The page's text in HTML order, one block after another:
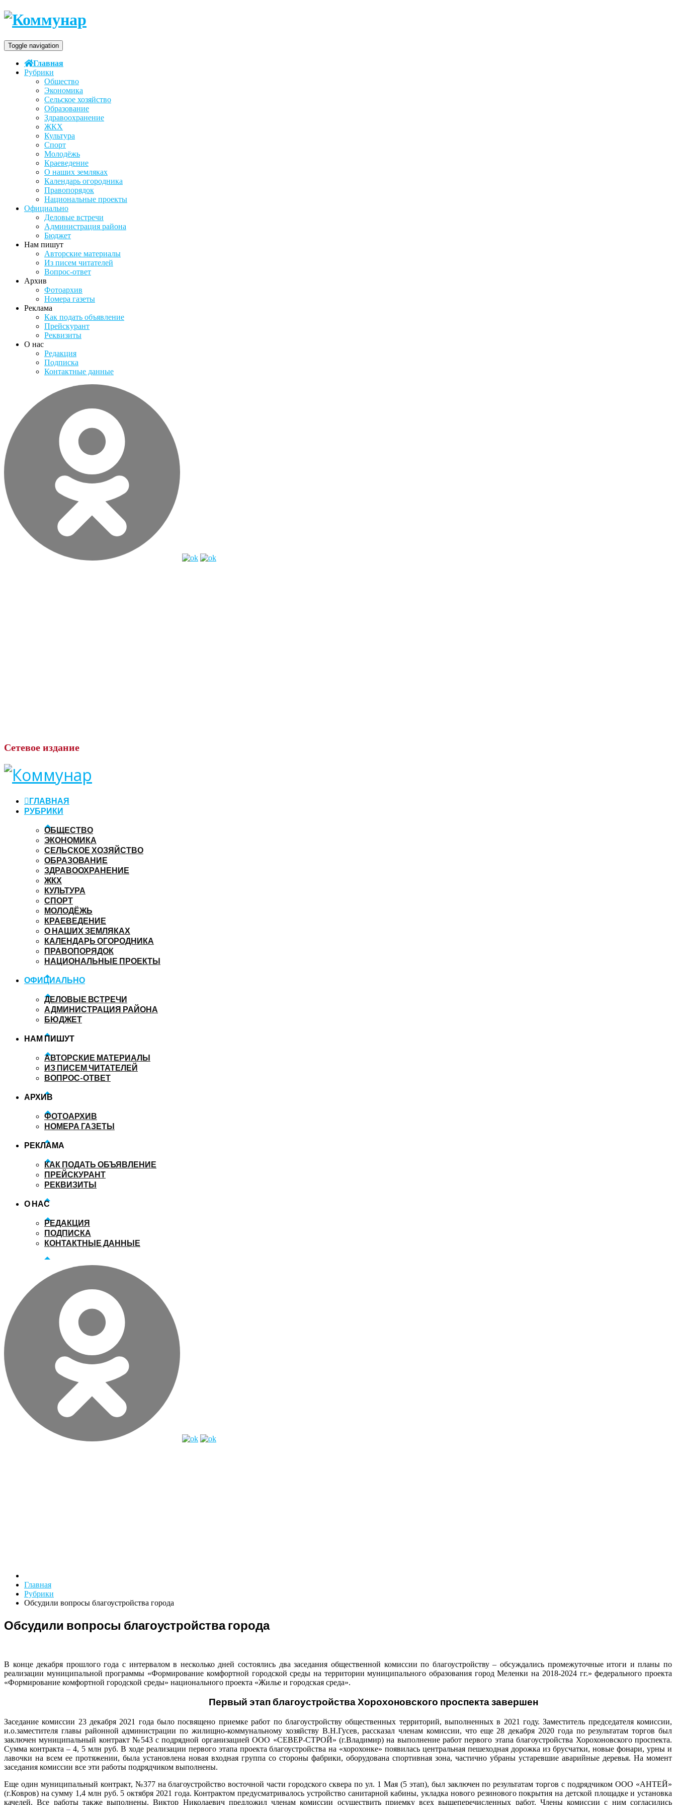
Toggle navigation
Главная
Рубрики
Общество
Экономика
Сельское хозяйство
Образование
Здравоохранение
ЖКХ
Культура
Спорт
Молодёжь
Краеведение
О наших земляках
Календарь огородника
Правопорядок
Национальные проекты
Официально
Деловые встречи
Администрация района
Бюджет
Нам пишут
Авторские материалы
Из писем читателей
Вопрос-ответ
Архив
Фотоархив
Номера газеты
Реклама
Как подать объявление
Прейскурант
Реквизиты
О нас
Редакция
Подписка
Контактные данные
Сетевое издание
ГЛАВНАЯ
РУБРИКИ
ОБЩЕСТВО
ЭКОНОМИКА
СЕЛЬСКОЕ ХОЗЯЙСТВО
ОБРАЗОВАНИЕ
ЗДРАВООХРАНЕНИЕ
ЖКХ
КУЛЬТУРА
СПОРТ
МОЛОДЁЖЬ
КРАЕВЕДЕНИЕ
О НАШИХ ЗЕМЛЯКАХ
КАЛЕНДАРЬ ОГОРОДНИКА
ПРАВОПОРЯДОК
НАЦИОНАЛЬНЫЕ ПРОЕКТЫ
ОФИЦИАЛЬНО
ДЕЛОВЫЕ ВСТРЕЧИ
АДМИНИСТРАЦИЯ РАЙОНА
БЮДЖЕТ
НАМ ПИШУТ
АВТОРСКИЕ МАТЕРИАЛЫ
ИЗ ПИСЕМ ЧИТАТЕЛЕЙ
ВОПРОС-ОТВЕТ
АРХИВ
ФОТОАРХИВ
НОМЕРА ГАЗЕТЫ
РЕКЛАМА
КАК ПОДАТЬ ОБЪЯВЛЕНИЕ
ПРЕЙСКУРАНТ
РЕКВИЗИТЫ
О НАС
РЕДАКЦИЯ
ПОДПИСКА
КОНТАКТНЫЕ ДАННЫЕ
Главная
Рубрики
Обсудили вопросы благоустройства города
Обсудили вопросы благоустройства города
В конце декабря прошлого года с интервалом в несколько дней состоялись два заседания общественной комиссии по благоустройству – обсуждались промежуточные итоги и планы по
реализации муниципальной программы «Формирование комфортной городской среды на территории муниципального образования город Меленки на 2018-2024 гг.» федерального проекта
«Формирование комфортной городской среды» национального проекта «Жилье и городская среда».
Первый этап благоустройства Хорохоновского проспекта завершен
Заседание комиссии 23 декабря 2021 года было посвящено приемке работ по благоустройству общественных территорий, выполненных в 2021 году. Заместитель председателя комиссии,
и.о.заместителя главы районной администрации по жилищно-коммунальному хозяйству В.Н.Гусев, рассказал членам комиссии, что еще 28 декабря 2020 года по результатам торгов был
заключен муниципальный контракт №543 с подрядной организацией ООО «СЕВЕР-СТРОЙ» (г.Владимир) на выполнение работ первого этапа благоустройства Хорохоновского проспекта.
Сумма контракта – 4, 5 млн руб. В ходе реализации первого этапа проекта благоустройства на «хорохонке» появилась центральная пешеходная дорожка из брусчатки, новые фонари, урны и
лавочки на всем ее протяжении, была установлена новая входная группа со стороны фабрики, оборудована спортивная зона, частично убраны устаревшие аварийные деревья. На момент
заседания комиссии все эти работы подрядчиком выполнены.
Еще один муниципальный контракт, №377 на благоустройство восточной части городского сквера по ул. 1 Мая (5 этап), был заключен по результатам торгов с подрядчиком ООО «АНТЕЙ»
(г.Ковров) на сумму 1,4 млн руб. 5 октября 2021 года. Контрактом предусматривалось устройство санитарной кабины, укладка нового резинового покрытия на детской площадке и установка
качелей. Все работы также выполнены. Виктор Николаевич предложил членам комиссии осуществить приемку всех вышеперечисленных работ. Члены комиссии с ним согласились